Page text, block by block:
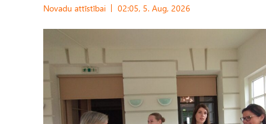
Novadu attīstībai 02:05, 5. Aug, 2026